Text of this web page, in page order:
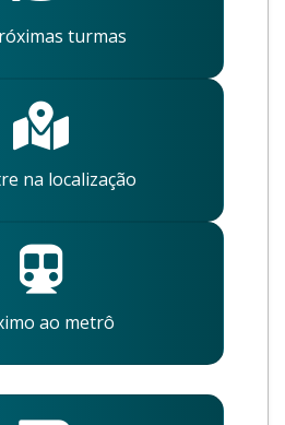
turmas
na localização
ao metrô